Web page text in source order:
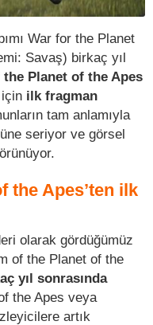
War for the Planet
Savaş) birkaç yıl
Planet of the Apes
ilk fragman
tam anlamıyla
seriyor ve görsel
the Apes’ten ilk
olarak gördüğümüz
of the Planet of the
yıl sonrasında
the Apes veya
artık